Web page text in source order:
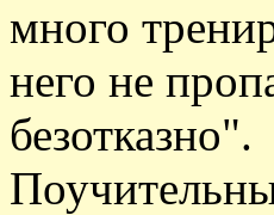
много
него не
безотказно".